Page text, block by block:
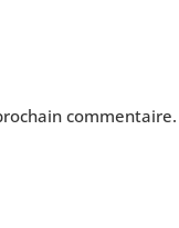
commentaire.